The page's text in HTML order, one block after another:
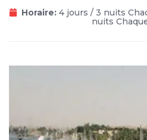
Horaire: 4 jours / 3 nuits
nuits